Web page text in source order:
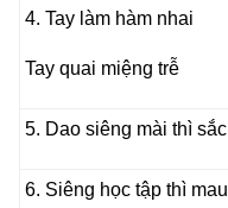
4. Tay làm hàm nhai
Tay quai miệng trễ
5. Dao siêng mài thì sắc
6. Siêng học tập thì mau